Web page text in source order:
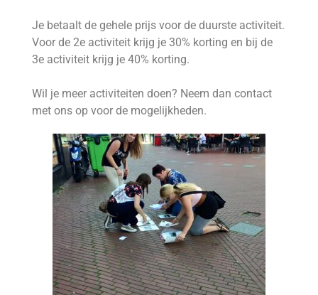
Je betaalt de gehele prijs voor de duurste activiteit.
Voor de 2e activiteit krijg je 30% korting en bij de
3e activiteit krijg je 40% korting.
Wil je meer activiteiten doen? Neem dan contact
met ons op voor de mogelijkheden.